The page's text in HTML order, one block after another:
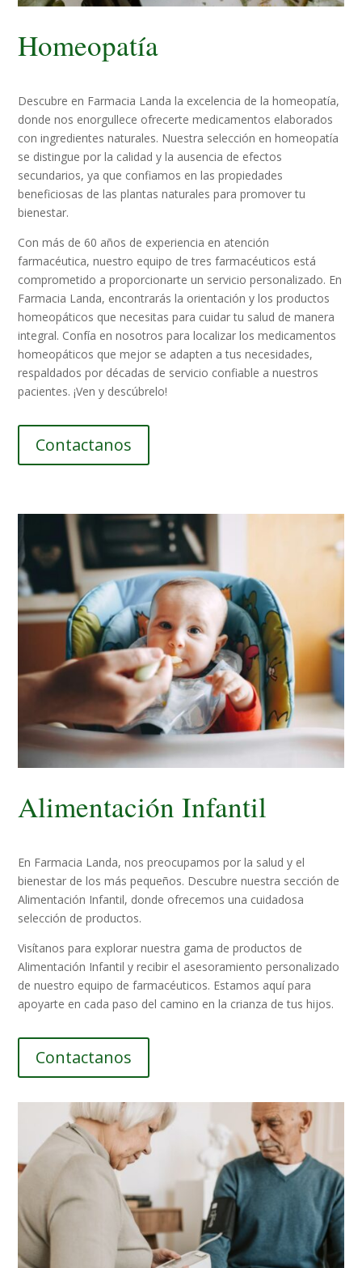
Homeopatía
Descubre en Farmacia Landa la excelencia de la homeopatía,
donde nos enorgullece ofrecerte medicamentos elaborados
con ingredientes naturales. Nuestra selección en homeopatía
se distingue por la calidad y la ausencia de efectos
secundarios, ya que confiamos en las propiedades
beneficiosas de las plantas naturales para promover tu
bienestar.
Con más de 60 años de experiencia en atención
farmacéutica, nuestro equipo de tres farmacéuticos está
comprometido a proporcionarte un servicio personalizado. En
Farmacia Landa, encontrarás la orientación y los productos
homeopáticos que necesitas para cuidar tu salud de manera
integral. Confía en nosotros para localizar los medicamentos
homeopáticos que mejor se adapten a tus necesidades,
respaldados por décadas de servicio confiable a nuestros
pacientes. ¡Ven y descúbrelo!
Contactanos
Alimentación Infantil
En Farmacia Landa, nos preocupamos por la salud y el
bienestar de los más pequeños. Descubre nuestra sección de
Alimentación Infantil, donde ofrecemos una cuidadosa
selección de productos.
Visítanos para explorar nuestra gama de productos de
Alimentación Infantil y recibir el asesoramiento personalizado
de nuestro equipo de farmacéuticos. Estamos aquí para
apoyarte en cada paso del camino en la crianza de tus hijos.
Contactanos